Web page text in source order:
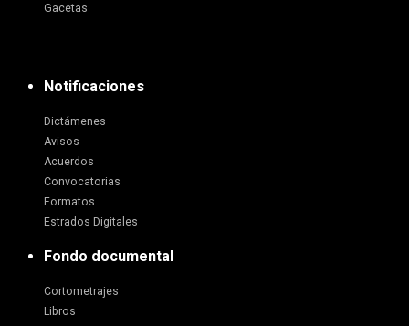
Gacetas
Notificaciones
Dictámenes
Avisos
Acuerdos
Convocatorias
Formatos
Estrados Digitales
Fondo documental
Cortometrajes
Libros